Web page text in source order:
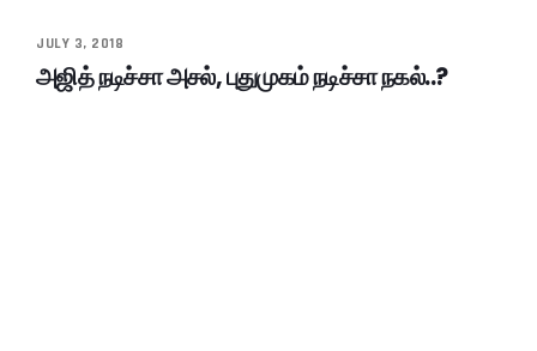
JULY 3, 2018
அஜித் நடிச்சா அசல், புதுமுகம் நடிச்சா நகல்..?